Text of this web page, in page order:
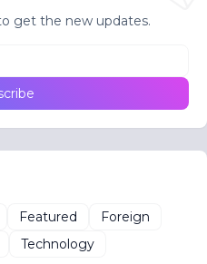
get the new updates.
Featured
Foreign
Technology